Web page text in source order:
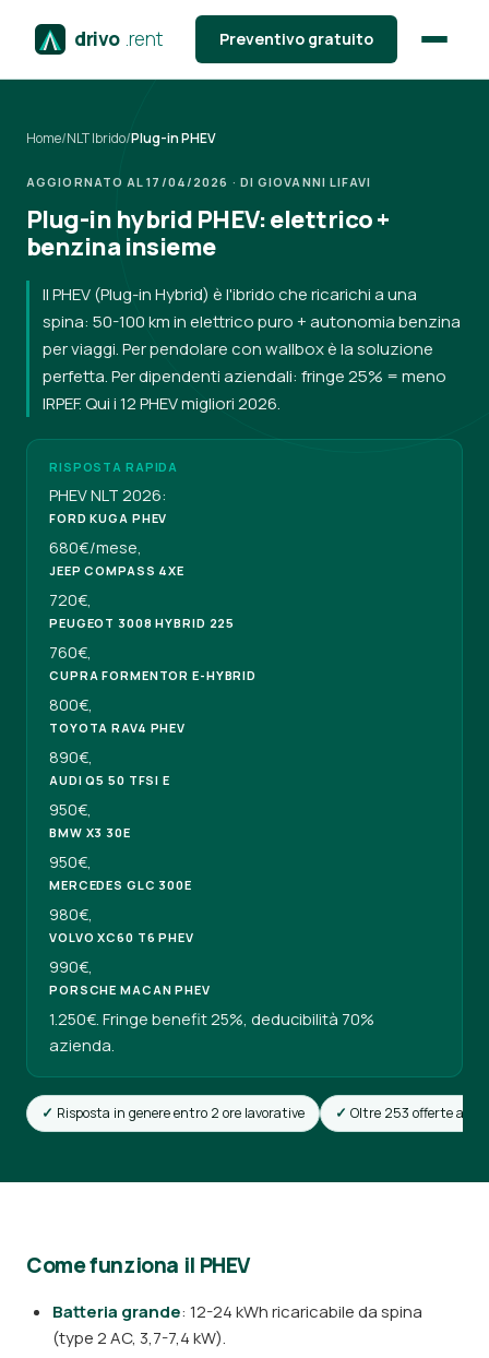
drivo .rent Preventivo gratuito
Home/NLT Ibrido/Plug-in PHEV
AGGIORNATO AL 17/04/2026 · DI GIOVANNI LIFAVI
Plug-in hybrid PHEV: elettrico +
benzina insieme
Il PHEV (Plug-in Hybrid) è l'ibrido che ricarichi a una
spina: 50-100 km in elettrico puro + autonomia benzina
per viaggi. Per pendolare con wallbox è la soluzione
perfetta. Per dipendenti aziendali: fringe 25% = meno
IRPEF. Qui i 12 PHEV migliori 2026.
RISPOSTA RAPIDA
PHEV NLT 2026:
FORD KUGA PHEV
680€/mese,
JEEP COMPASS 4XE
720€,
PEUGEOT 3008 HYBRID 225
760€,
CUPRA FORMENTOR E-HYBRID
800€,
TOYOTA RAV4 PHEV
890€,
AUDI Q5 50 TFSI E
950€,
BMW X3 30E
950€,
MERCEDES GLC 300E
980€,
VOLVO XC60 T6 PHEV
990€,
PORSCHE MACAN PHEV
1.250€. Fringe benefit 25%, deducibilità 70%
azienda.
Risposta in genere entro 2 ore lavorative Oltre 253 offerte attive
Come funziona il PHEV
Batteria grande: 12-24 kWh ricaricabile da spina
(type 2 AC, 3,7-7,4 kW).